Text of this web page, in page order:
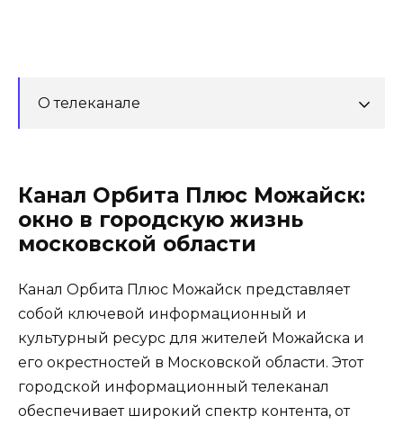
О телеканале
Канал Орбита Плюс Можайск:
окно в городскую жизнь
московской области
Канал Орбита Плюс Можайск представляет
собой ключевой информационный и
культурный ресурс для жителей Можайска и
его окрестностей в Московской области. Этот
городской информационный телеканал
обеспечивает широкий спектр контента, от